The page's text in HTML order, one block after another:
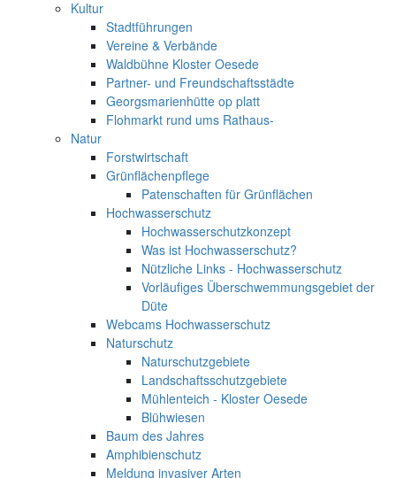
Kultur
Stadtführungen
Vereine & Verbände
Waldbühne Kloster Oesede
Partner- und Freundschaftsstädte
Georgsmarienhütte op platt
Flohmarkt rund ums Rathaus-
Natur
Forstwirtschaft
Grünflächenpflege
Patenschaften für Grünflächen
Hochwasserschutz
Hochwasserschutzkonzept
Was ist Hochwasserschutz?
Nützliche Links - Hochwasserschutz
Vorläufiges Überschwemmungsgebiet der
Düte
Webcams Hochwasserschutz
Naturschutz
Naturschutzgebiete
Landschaftsschutzgebiete
Mühlenteich - Kloster Oesede
Blühwiesen
Baum des Jahres
Amphibienschutz
Meldung invasiver Arten